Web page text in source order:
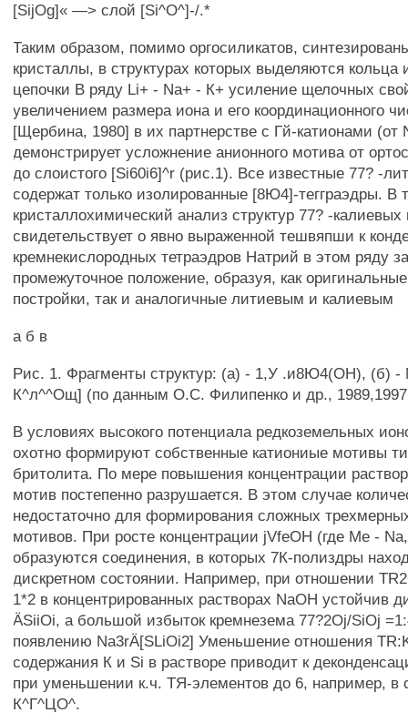
[SijOg]« —> слой [Si^O^]-/.*
Таким образом, помимо оргосиликатов,
кристаллы, в структурах которых выделяются кольца
цепочки В ряду Li+ - Na+ - К+ усиление щелочных
увеличением размера иона и его координационного
[Щербина, 1980] в их партнерстве с Гй-катионами (от
демонстрирует усложнение анионного мотива от
до слоистого [Si60i6]^r (рис.1). Все известные 77? -
содержат только изолированные [8Ю4]-тегграэдры. В
кристаллохимический анализ структур 77? -калиевых
свидетельствует о явно выраженной тешвяпши к
кремнекислородных тетраэдров Натрий в этом ряду
промежуточное положение, образуя, как
постройки, так и аналогичные литиевым и калиевым
а б в
Рис. 1. Фрагменты структур: (а) - 1,У .и8Ю4(ОН), (б) -
К^л^^Ощ] (по данным О.С. Филипенко и др.,
В условиях высокого потенциала редкоземельных
охотно формируют собственные катиониые мотивы
бритолита. По мере повышения концентрации
мотив постепенно разрушается. В этом случае
недостаточно для формирования сложных
мотивов. При росте концентрации jVfeOH (где Ме -
образуются соединения, в которых 7К-полиздры
дискретном состоянии. Например, при отношении
1*2 в концентрированных растворах NaOH устойчив
ÄSiiOi, а большой избыток кремнезема 77?2Oj/SiOj
появлению Na3rÄ[SLiOi2] Уменьшение отношения
содержания К и Si в растворе приводит к
при уменьшении к.ч. ТЯ-элементов до 6, например, в
К^Г^ЦО^.